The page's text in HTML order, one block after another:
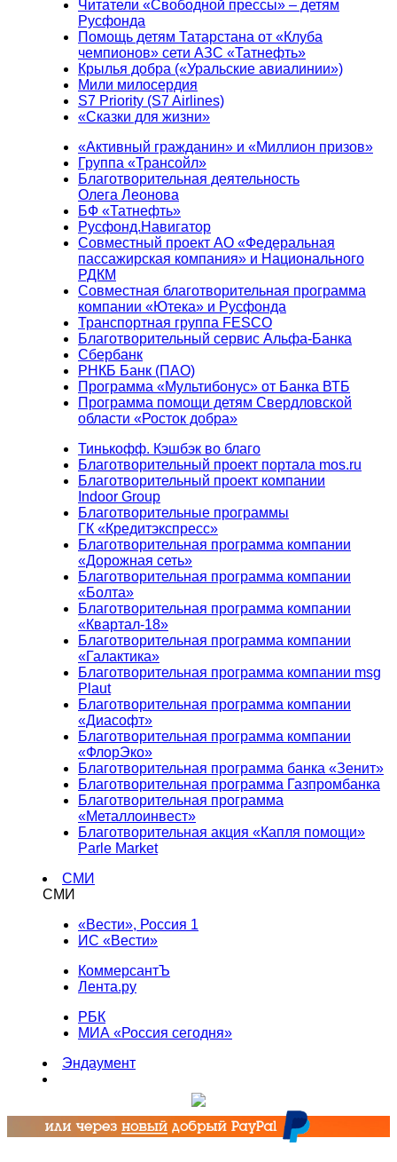
Читатели «Свободной прессы» – детям
Русфонда
Помощь детям Татарстана от «Клуба
чемпионов» сети АЗС «Татнефть»
Крылья добра («Уральские авиалинии»)
Мили милосердия
S7 Priority (S7 Airlines)
«Сказки для жизни»
«Активный гражданин» и «Миллион призов»
Группа «Трансойл»
Благотворительная деятельность
Олега Леонова
БФ «Татнефть»
Русфонд.Навигатор
Совместный проект АО «Федеральная
пассажирская компания» и Национального
РДКМ
Совместная благотворительная программа
компании «Ютека» и Русфонда
Транспортная группа FESCO
Благотворительный сервис Альфа-Банка
Сбербанк
РНКБ Банк (ПАО)
Программа «Мультибонус» от Банка ВТБ
Программа помощи детям Свердловской
области «Росток добра»
Тинькофф. Кэшбэк во благо
Благотворительный проект портала mos.ru
Благотворительный проект компании
Indoor Group
Благотворительные программы
ГК «Кредитэкспресс»
Благотворительная программа компании
«Дорожная сеть»
Благотворительная программа компании
«Болта»
Благотворительная программа компании
«Квартал-18»
Благотворительная программа компании
«Галактика»
Благотворительная программа компании msg
Plaut
Благотворительная программа компании
«Диасофт»
Благотворительная программа компании
«ФлорЭко»
Благотворительная программа банка «Зенит»
Благотворительная программа Газпромбанка
Благотворительная программа
«Металлоинвест»
Благотворительная акция «Капля помощи»
Parle Market
СМИ
СМИ
«Вести», Россия 1
ИС «Вести»
КоммерсантЪ
Лента.ру
РБК
МИА «Россия сегодня»
Эндаумент